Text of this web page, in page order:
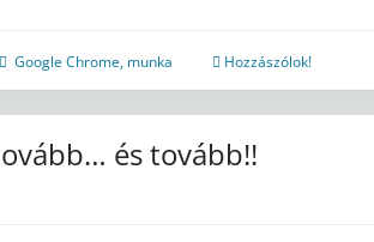
Google Chrome, munka Hozzászólok!
és tovább!!